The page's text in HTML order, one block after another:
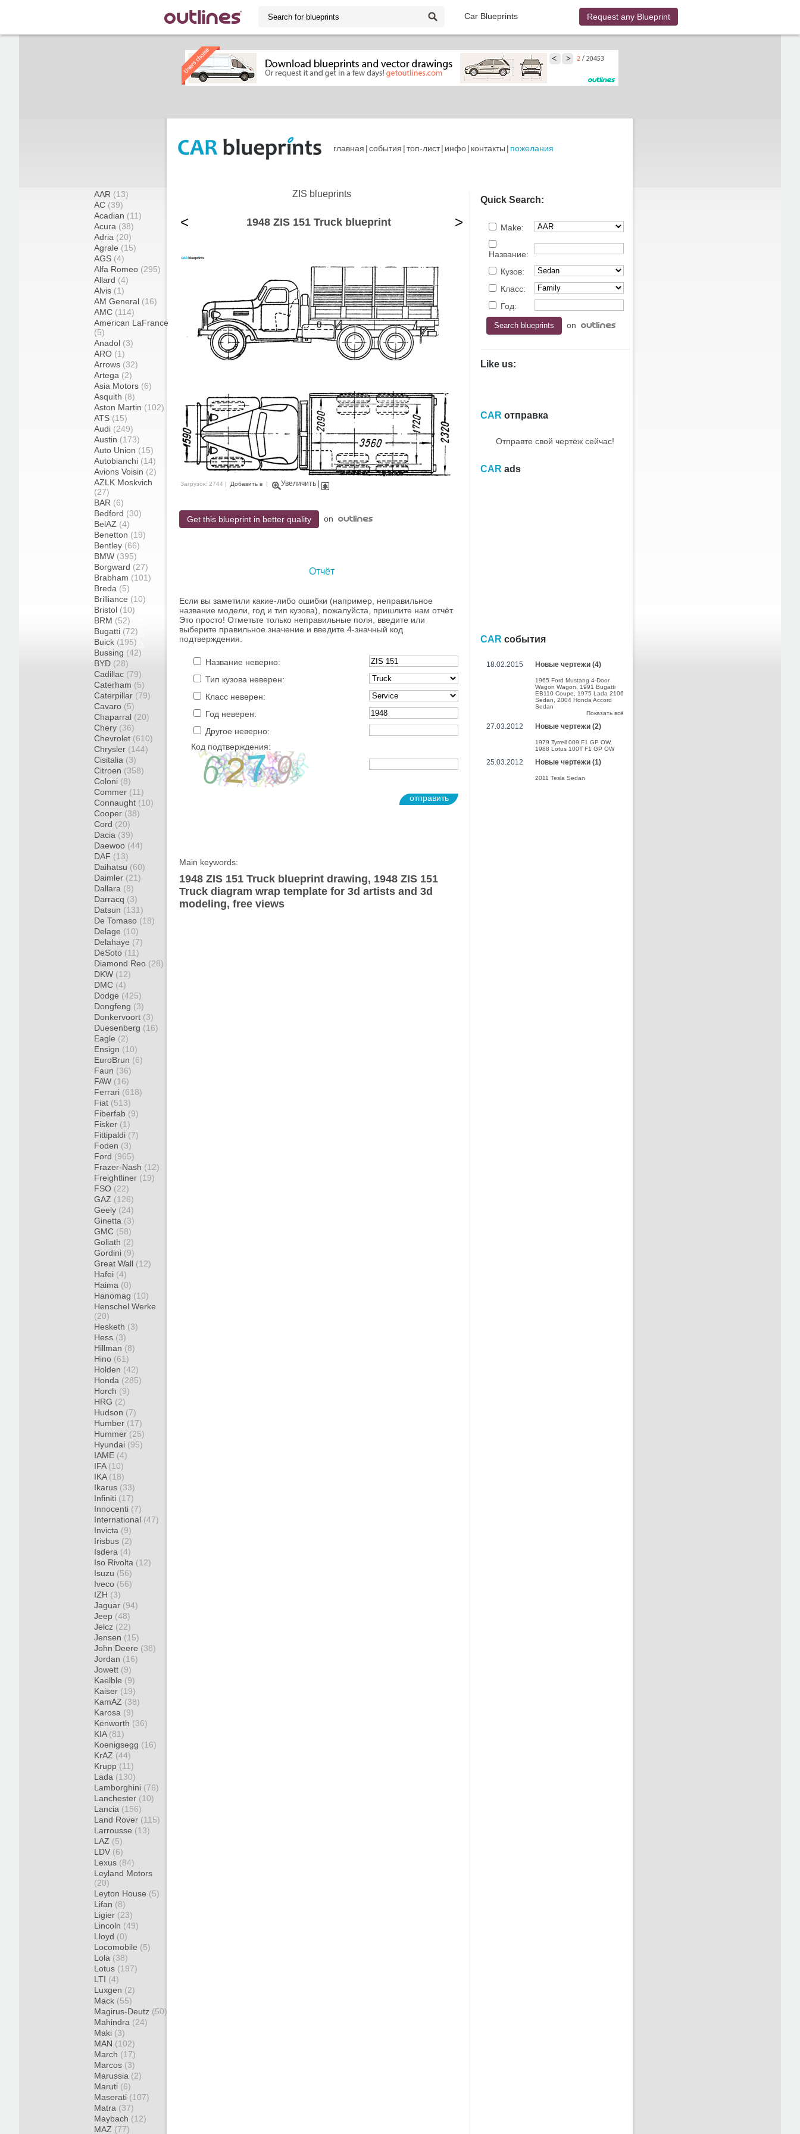
Car Blueprints Request any Blueprint
главная |события |топ-лист| инфо| контакты | пожелания
AAR (13)
AC (39)
Acadian (11)
Acura (38)
Adria (20)
Agrale (15)
AGS (4)
Alfa Romeo (295)
Allard (4)
Alvis (1)
AM General (16)
AMC (114)
American LaFrance
(5)
Anadol (3)
ARO (1)
Arrows (32)
Artega (2)
Asia Motors (6)
Asquith (8)
Aston Martin (102)
ATS (15)
Audi (249)
Austin (173)
Auto Union (15)
Autobianchi (14)
Avions Voisin (2)
AZLK Moskvich
(27)
BAR (6)
Bedford (30)
BelAZ (4)
Benetton (19)
Bentley (66)
BMW (395)
Borgward (27)
Brabham (101)
Breda (5)
Brilliance (10)
Bristol (10)
BRM (52)
Bugatti (72)
Buick (195)
Bussing (42)
BYD (28)
Cadillac (79)
Caterham (5)
Caterpillar (79)
Cavaro (5)
Chaparral (20)
Chery (36)
Chevrolet (610)
Chrysler (144)
Cisitalia (3)
Citroen (358)
Coloni (8)
Commer (11)
Connaught (10)
Cooper (38)
Cord (20)
Dacia (39)
Daewoo (44)
DAF (13)
Daihatsu (60)
Daimler (21)
Dallara (8)
Darracq (3)
Datsun (131)
De Tomaso (18)
Delage (10)
Delahaye (7)
DeSoto (11)
Diamond Reo (28)
DKW (12)
DMC (4)
Dodge (425)
Dongfeng (3)
Donkervoort (3)
Duesenberg (16)
Eagle (2)
Ensign (10)
EuroBrun (6)
Faun (36)
FAW (16)
Ferrari (618)
Fiat (513)
Fiberfab (9)
Fisker (1)
Fittipaldi (7)
Foden (3)
Ford (965)
Frazer-Nash (12)
Freightliner (19)
FSO (22)
GAZ (126)
Geely (24)
Ginetta (3)
GMC (58)
Goliath (2)
Gordini (9)
Great Wall (12)
Hafei (4)
Haima (0)
Hanomag (10)
Henschel Werke
(20)
Hesketh (3)
Hess (3)
Hillman (8)
Hino (61)
Holden (42)
Honda (285)
Horch (9)
HRG (2)
Hudson (7)
Humber (17)
Hummer (25)
Hyundai (95)
IAME (4)
IFA (10)
IKA (18)
Ikarus (33)
Infiniti (17)
Innocenti (7)
International (47)
Invicta (9)
Irisbus (2)
Isdera (4)
Iso Rivolta (12)
Isuzu (56)
Iveco (56)
IZH (3)
Jaguar (94)
Jeep (48)
Jelcz (22)
Jensen (15)
John Deere (38)
Jordan (16)
Jowett (9)
Kaelble (9)
Kaiser (19)
KamAZ (38)
Karosa (9)
Kenworth (36)
KIA (81)
Koenigsegg (16)
KrAZ (44)
Krupp (11)
Lada (130)
Lamborghini (76)
Lanchester (10)
Lancia (156)
Land Rover (115)
Larrousse (13)
LAZ (5)
LDV (6)
Lexus (84)
Leyland Motors
(20)
Leyton House (5)
Lifan (8)
Ligier (23)
Lincoln (49)
Lloyd (0)
Locomobile (5)
Lola (38)
Lotus (197)
LTI (4)
Luxgen (2)
Mack (55)
Magirus-Deutz (50)
Mahindra (24)
Maki (3)
MAN (102)
March (17)
Marcos (3)
Marussia (2)
Maruti (6)
Maserati (107)
Matra (37)
Maybach (12)
MAZ (77)
ZIS blueprints
< 1948 ZIS 151 Truck blueprint >
Загрузок: 2744 | Добавить в | Увеличить
Get this blueprint in better quality on
Отчёт
Если вы заметили какие-либо ошибки (например, неправильное
название модели, год и тип кузова), пожалуйста, пришлите нам отчёт.
Это просто! Отметьте только неправильные поля, введите или
выберите правильное значение и введите 4-значный код
подтверждения.
Название неверно:
Тип кузова неверен:
Класс неверен:
Год неверен:
Другое неверно:
Код подтверждения:
отправить
Main keywords:
1948 ZIS 151 Truck blueprint drawing, 1948 ZIS 151
Truck diagram wrap template for 3d artists and 3d
modeling, free views
Quick Search:
Make:
Название:
Кузов:
Класс:
Год:
on
Like us:
CAR отправка
Отправте свой чертёж сейчас!
CAR ads
CAR события
18.02.2015 Новые чертежи (4)
1965 Ford Mustang 4-Door
Wagon Wagon
1991 Bugatti
EB110 Coupe
1975 Lada 2106
Sedan
2004 Honda Accord
Sedan
Показать всё
27.03.2012 Новые чертежи (2)
1979 Tyrrell 009 F1 GP OW,
1988 Lotus 100T F1 GP OW
25.03.2012 Новые чертежи (1)
2011 Tesla Sedan